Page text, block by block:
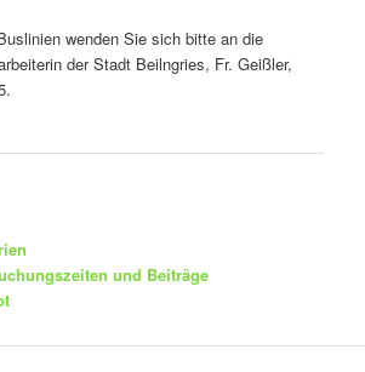
wenden Sie sich bitte an die
der Stadt Beilngries, Fr. Geißler,
und Beiträge